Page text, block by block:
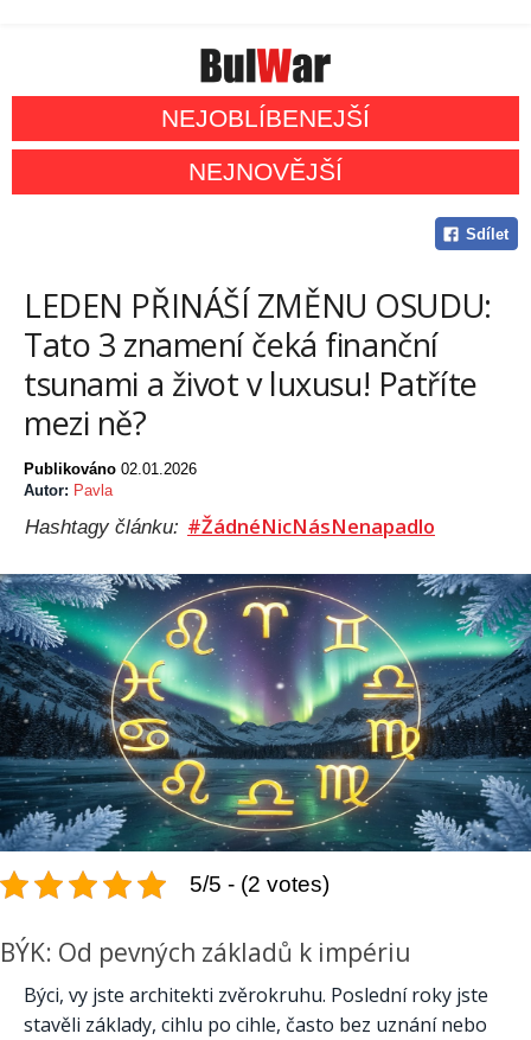
NEJOBLÍBENEJŠÍ
NEJNOVĚJŠÍ
Sdílet
LEDEN PŘINÁŠÍ ZMĚNU OSUDU:
Tato 3 znamení čeká finanční
tsunami a život v luxusu! Patříte
mezi ně?
Publikováno 02.01.2026
Autor: Pavla
Hashtagy článku: #ŽádnéNicNásNenapadlo
5/5 - (2 votes)
BÝK: Od pevných základů k impériu
Býci, vy jste architekti zvěrokruhu. Poslední roky jste
stavěli základy, cihlu po cihle, často bez uznání nebo